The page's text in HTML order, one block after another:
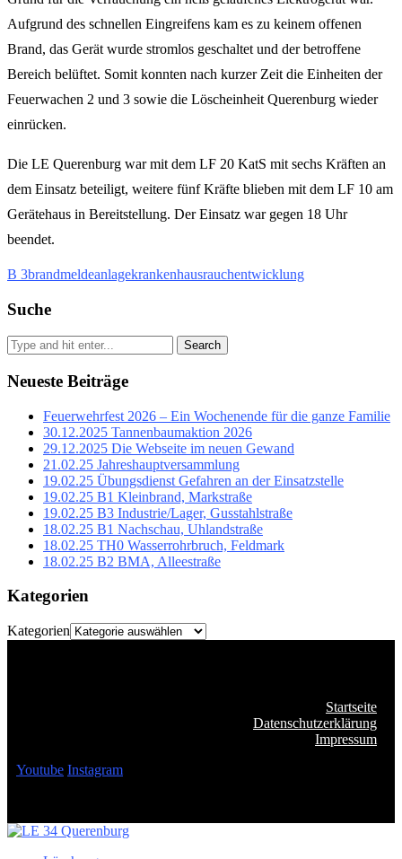
Aufgrund des schnellen Eingreifens kam es zu keinem offenen
Brand, das Gerät wurde stromlos geschaltet und der betroffene
Bereich belüftet. Somit konnten nach kurzer Zeit die Einheiten der
Feuerwachen 2 und 3 sowie die Löscheinheit Querenburg wieder
einrücken.
Die LE Querenburg war mit dem LF 20 KatS mit sechs Kräften an
dem Einsatz beteiligt, weitere fünf Kräfte blieben mit dem LF 10 am
Gerätehaus in Bereitstellung. Der Einsatz war gegen 18 Uhr
beendet.
B 3brandmeldeanlagekrankenhausrauchentwicklung
Suche
Search
Neueste Beiträge
Feuerwehrfest 2026 – Ein Wochenende für die ganze Familie
30.12.2025 Tannenbaumaktion 2026
29.12.2025 Die Webseite im neuen Gewand
21.02.25 Jahreshauptversammlung
19.02.25 Übungsdienst Gefahren an der Einsatzstelle
19.02.25 B1 Kleinbrand, Markstraße
19.02.25 B3 Industrie/Lager, Gusstahlstraße
18.02.25 B1 Nachschau, Uhlandstraße
18.02.25 TH0 Wasserrohrbruch, Feldmark
18.02.25 B2 BMA, Alleestraße
Kategorien
Kategorien
Startseite
Datenschutzerklärung
Impressum
Youtube Instagram